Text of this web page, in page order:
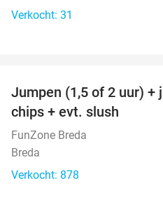
Verkocht: 31
Jumpen (1,5 of 2 uur) +
chips + evt. slush
FunZone Breda
Breda
Verkocht: 878